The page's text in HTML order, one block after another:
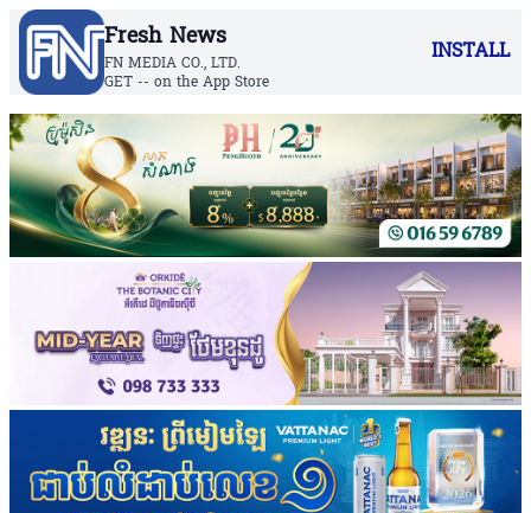
Fresh News
FN MEDIA CO., LTD.
GET -- on the App Store
INSTALL